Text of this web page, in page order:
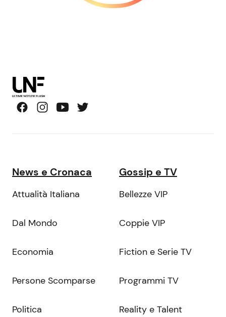
News e Cronaca
Attualità Italiana
Dal Mondo
Economia
Persone Scomparse
Politica
Gossip e TV
Bellezze VIP
Coppie VIP
Fiction e Serie TV
Programmi TV
Reality e Talent